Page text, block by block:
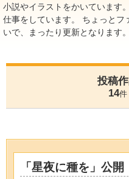
小説やイラストをかいています
仕事をしています。 ちょっとフ
いで、まったり更新となります。
投稿
14件
「星夜に種を」公開